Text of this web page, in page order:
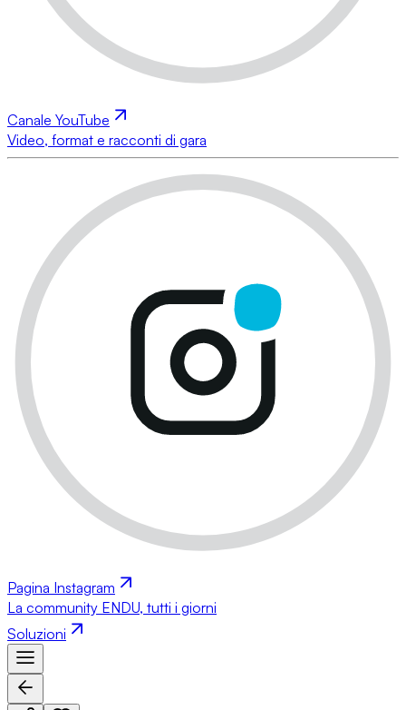
Canale YouTube
Video, format e racconti di gara
Pagina Instagram
La community ENDU, tutti i giorni
Soluzioni